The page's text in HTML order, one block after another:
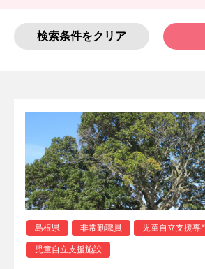
検索条件をクリア
島根県 非常勤職員 児童自立支援専
児童自立支援施設